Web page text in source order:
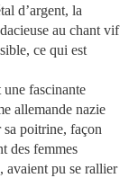
d’argent, la
au chant vif
ce qui est
une fascinante
allemande nazie
poitrine, façon
des femmes
avaient pu se rallier